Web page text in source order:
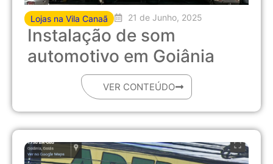
Lojas na Vila Canaã 21 de Junho, 2025
Instalação de som
automotivo em Goiânia
VER CONTEÚDO